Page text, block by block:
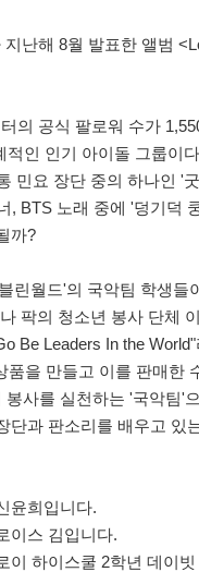
난해 8월 발표한 앨범
의 공식 팔로워 수가
인 인기 아이돌 그룹이
민요 장단 중의 하나인 '
, BTS 노래 중에 '덩기덕
까?
린월드'의 국악팀 학생들
팍의 청소년 봉사 단체
Be Leaders In the
을 만들고 이를 판매한
사를 실천하는 '국악팀'
단과 판소리를 배우고 있
윤희입니다.
이스 김입니다.
이 하이스쿨 2학년 데이